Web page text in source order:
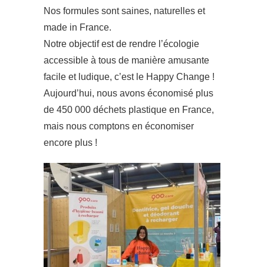
Nos formules sont saines, naturelles et
made in France.
Notre objectif est de rendre l’écologie
accessible à tous de manière amusante
facile et ludique, c’est le Happy Change !
Aujourd’hui, nous avons économisé plus
de 450 000 déchets plastique en France,
mais nous comptons en économiser
encore plus !